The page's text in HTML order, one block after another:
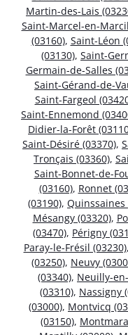
Martin-des-Lais
Saint-Marcel-en-
(03160), Saint-Léon
(03130), Saint-
Germain-de-Salles
Saint-Gérand-de-
Saint-Fargeol
Saint-Ennemond
Didier-la-Forêt
Saint-Désiré (03370),
Tronçais (03360),
Saint-Bonnet-de-
(03160), Ronnet
(03190), Quinssaines
Mésangy (03320),
(03470), Périgny
Paray-le-Frésil (03230),
(03250), Neuvy
(03340), Neuilly-
(03310), Nassigny
(03000), Montvicq
(03150),